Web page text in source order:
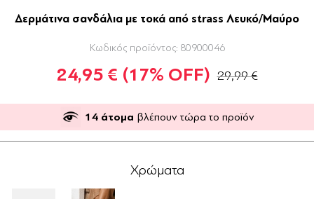
Δερμάτινα σανδάλια με τοκά από strass Λευκό/Μαύρο
Κωδικός προϊόντος: 80900046
24,95 € (17% OFF) 29,99 €
14 άτομα βλέπουν τώρα το προϊόν
Χρώματα